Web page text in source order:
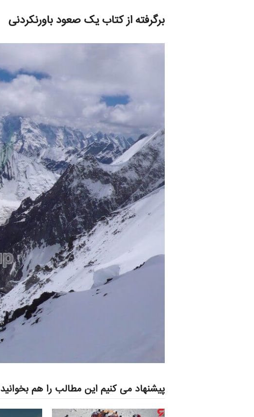
برگرفته از کتاب یک صعود باورنکردنی
پیشنهاد می کنیم این مطالب را هم بخوانید